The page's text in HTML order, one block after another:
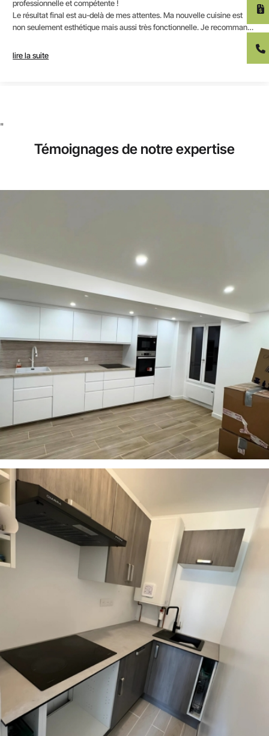
mon appartement grâce à leur idée et leur conseille.
Allez-y les yeux fermé, je recommande fortement
Merci encore !
"
Témoignages de notre expertise